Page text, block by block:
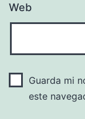
Web
Guarda mi
este